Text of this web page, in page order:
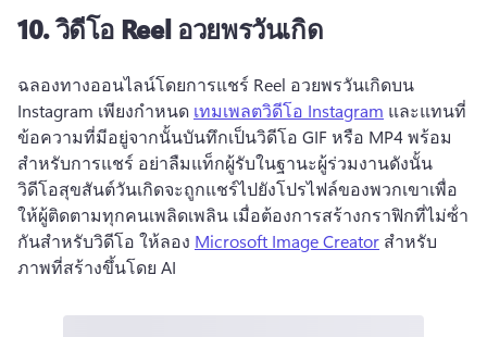
10.วิดีโอ Reel อวยพรวันเกิด
ฉลองทางออนไลน์โดยการแชร์ Reel อวยพรวันเกิดบน
Instagram เพียงกําหนด เทมเพลตวิดีโอ Instagram และแทนที่
ข้อความที่มีอยู่จากนั้นบันทึกเป็นวิดีโอ GIF หรือ MP4 พร้อม
สําหรับการแชร์ อย่าลืมแท็กผู้รับในฐานะผู้ร่วมงานดังนั้น
วิดีโอสุขสันต์วันเกิดจะถูกแชร์ไปยังโปรไฟล์ของพวกเขาเพื่อ
ให้ผู้ติดตามทุกคนเพลิดเพลิน เมื่อต้องการสร้างกราฟิกที่ไม่ซ้ํา
กันสําหรับวิดีโอ ให้ลอง Microsoft Image Creator สําหรับ
ภาพที่สร้างขึ้นโดย AI